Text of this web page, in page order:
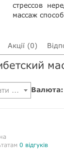
стрессов
массаж
Акції (0)
... Валюта:
0 відгуків